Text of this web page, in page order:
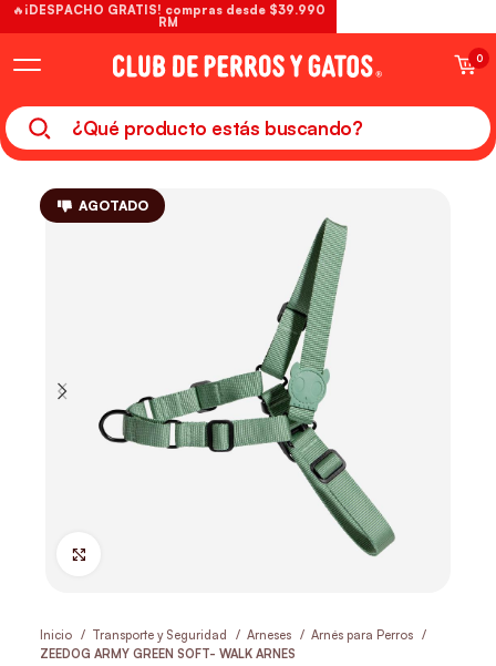
0
AGOTADO
Inicio Transporte y Seguridad Arneses
Arnés para Perros
ZEEDOG ARMY GREEN SOFT- WALK ARNES
🔥¡DESPACHO GRATIS! compras desde $39.990
RM